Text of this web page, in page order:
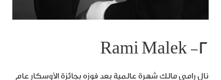
٢- Rami Malek
نال رامي مالك شهرة عالمية بعد فوزه بجائزة الأوسكار عام